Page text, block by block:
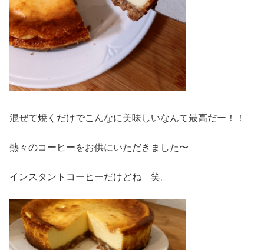
混ぜて焼くだけでこんなに美味しいなんて最高だー！！
熱々のコーヒーをお供にいただきました〜
インスタントコーヒーだけどね 笑。